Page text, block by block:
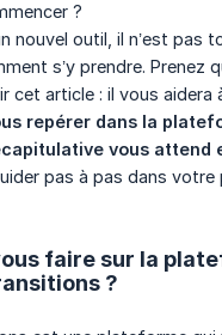
?
nouvel outil, il n’est pas
s’y prendre. Prenez
cet article : il vous aidera
repérer dans la
vous attend
pas à pas dans votre
faire sur la
?